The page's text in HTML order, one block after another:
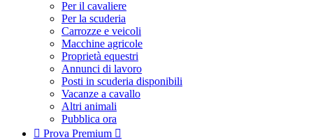
Per il cavaliere
Per la scuderia
Carrozze e veicoli
Macchine agricole
Proprietà equestri
Annunci di lavoro
Posti in scuderia disponibili
Vacanze a cavallo
Altri animali
Pubblica ora
 Prova Premium 